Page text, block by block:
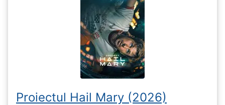
Proiectul Hail Mary (2026)